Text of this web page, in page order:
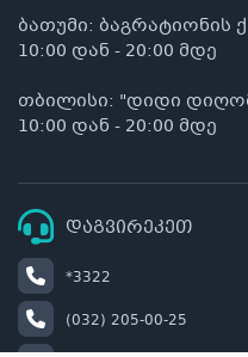
ბათუმი: ბაგრატიონის
10:00 დან - 20:00 მდე
თბილისი: "დიდი
10:00 დან - 20:00 მდე
დაგვირეკეთ
*3322
(032) 205-00-25